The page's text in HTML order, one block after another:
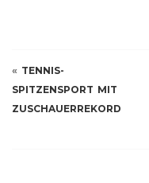
« TENNIS-
SPITZENSPORT MIT
ZUSCHAUERREKORD